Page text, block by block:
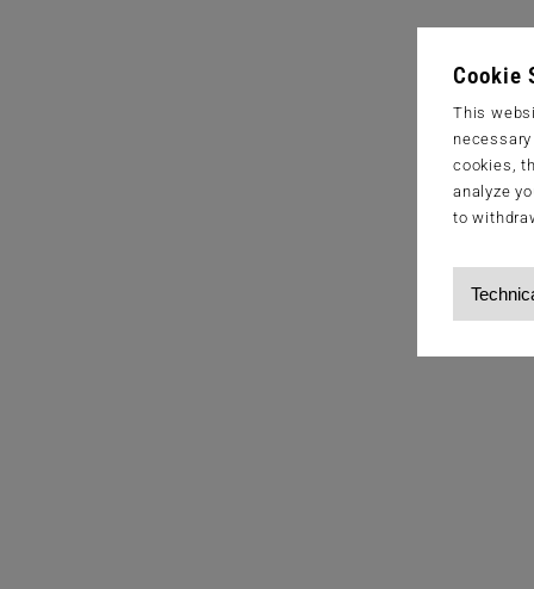
Cookie
This
cookies,
analyze
to